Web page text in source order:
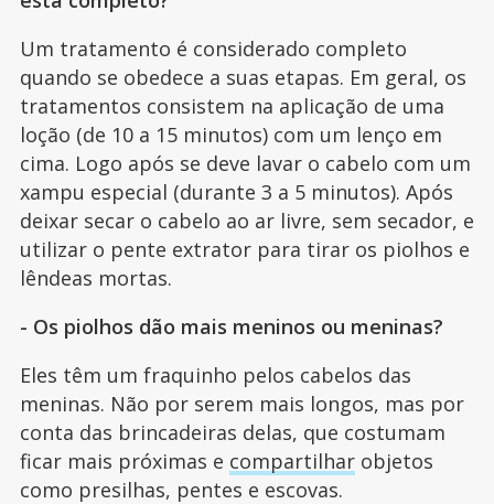
Um tratamento é considerado completo
quando se obedece a suas etapas. Em geral, os
tratamentos consistem na aplicação de uma
loção (de 10 a 15 minutos) com um lenço em
cima. Logo após se deve lavar o cabelo com um
xampu especial (durante 3 a 5 minutos). Após
deixar secar o cabelo ao ar livre, sem secador, e
utilizar o pente extrator para tirar os piolhos e
lêndeas mortas.
- Os piolhos dão mais meninos ou meninas?
Eles têm um fraquinho pelos cabelos das
meninas. Não por serem mais longos, mas por
conta das brincadeiras delas, que costumam
ficar mais próximas e compartilharobjetos
como presilhas, pentes e escovas.